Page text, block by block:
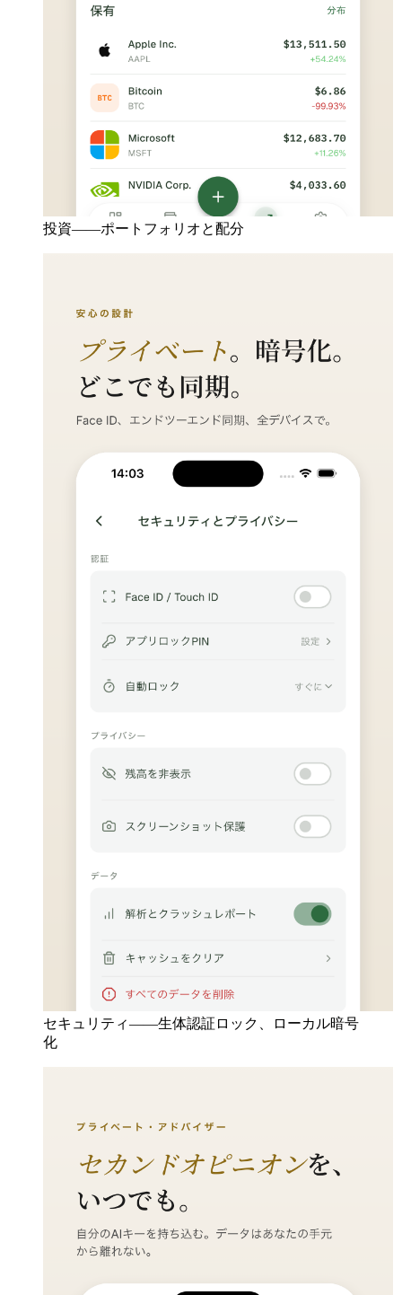
投資——ポートフォリオと配分
セキュリティ——生体認証ロック、ローカル暗号
化